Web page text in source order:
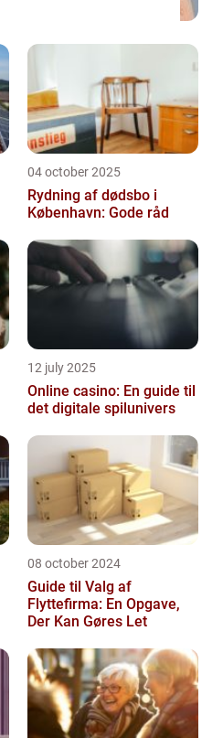
04 october 2025
Rydning af dødsbo i
København: Gode råd
12 july 2025
Online casino: En guide til
det digitale spilunivers
08 october 2024
Guide til Valg af
Flyttefirma: En Opgave,
Der Kan Gøres Let